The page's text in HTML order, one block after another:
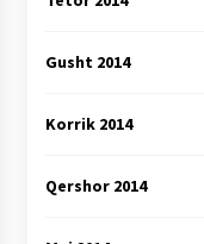
Gusht 2014
Korrik 2014
Qershor 2014